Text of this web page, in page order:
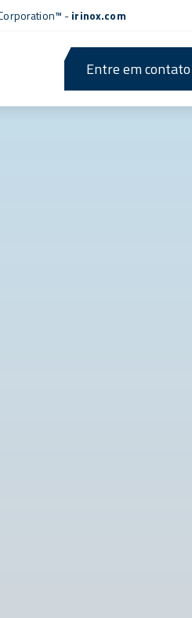
-irinox.com
Entre em contato